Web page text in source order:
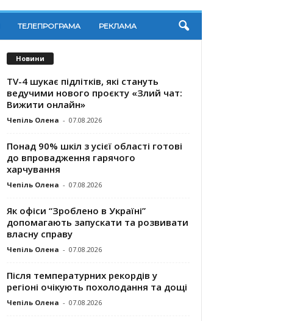
ТЕЛЕПРОГРАМА РЕКЛАМА
Новини
TV-4 шукає підлітків, які стануть
ведучими нового проєкту «Злий чат:
Вижити онлайн»
Чепіль Олена - 07.08.2026
Понад 90% шкіл з усієї області готові
до впровадження гарячого
харчування
Чепіль Олена - 07.08.2026
Як офіси “Зроблено в Україні”
допомагають запускaти та розвивати
власну справу
Чепіль Олена - 07.08.2026
Після температурних рекордів у
регіоні очікують похолодання та дощі
Чепіль Олена - 07.08.2026